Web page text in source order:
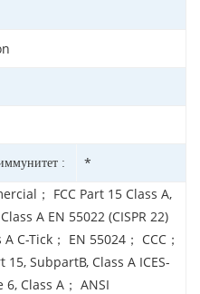
: *
； FCC Part 15 Class A,
A EN 55022 (CISPR 22)
C-Tick； EN 55024； CCC；
15, SubpartB, Class A ICES-
Class A； ANSI